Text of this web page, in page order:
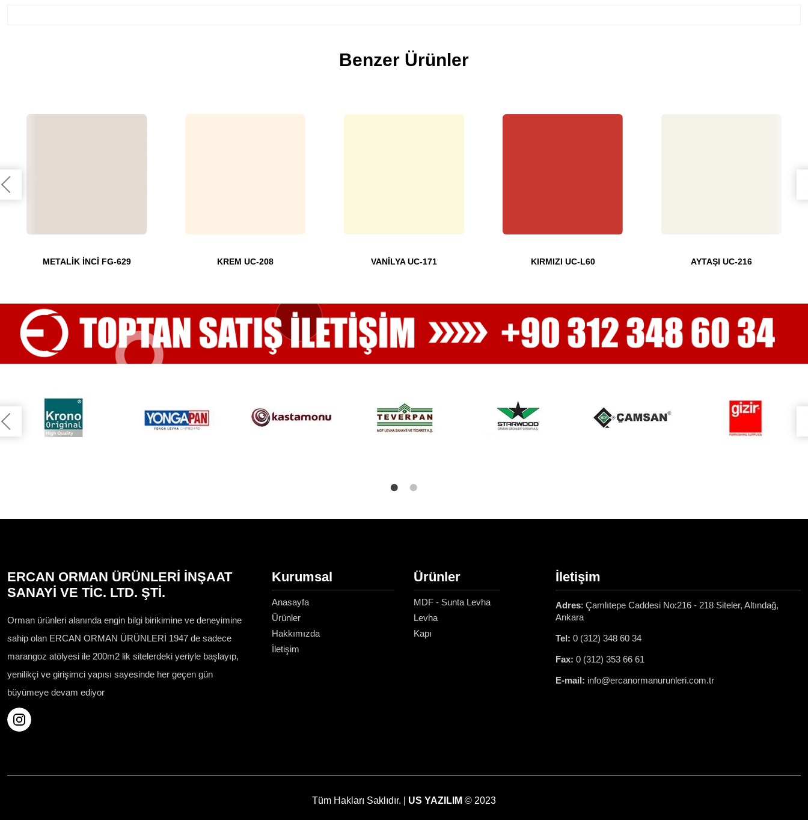
Benzer Ürünler
METALİK İNCİ FG-629 KREM UC-208 VANİLYA UC-171 KIRMIZI UC-L60 AYTAŞI UC-216
ERCAN ORMAN ÜRÜNLERİ İNŞAAT
SANAYİ VE TİC. LTD. ŞTİ.
Orman ürünleri alanında engin bilgi birikimine ve deneyimine
sahip olan ERCAN ORMAN ÜRÜNLERİ 1947 de sadece
marangoz atölyesi ile 200m2 lik sitelerdeki yeriyle başlayıp,
yenilikçi ve girişimci yapısı sayesinde her geçen gün
büyümeye devam ediyor
Kurumsal
Anasayfa
Ürünler
Hakkımızda
İletişim
Ürünler
MDF - Sunta Levha
Levha
Kapı
İletişim
Adres: Çamlıtepe Caddesi No:216 - 218 Siteler, Altındağ,
Ankara
Tel: 0 (312) 348 60 34
Fax: 0 (312) 353 66 61
E-mail: info@ercanormanurunleri.com.tr
Tüm Hakları Saklıdır. | US YAZILIM © 2023